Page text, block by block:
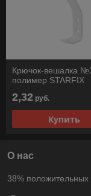
Крючок-вешалка
полимер STARFIX
2,32 руб.
Купить
О нас
38% положительных